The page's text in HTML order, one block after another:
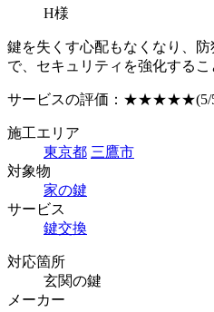
H様
鍵を失くす心配もなくなり、
で、セキュリティを強化するこ
サービスの評価： ★★★★★
施工エリア
東京都 三鷹市
対象物
家の鍵
サービス
鍵交換
対応箇所
玄関の鍵
メーカー